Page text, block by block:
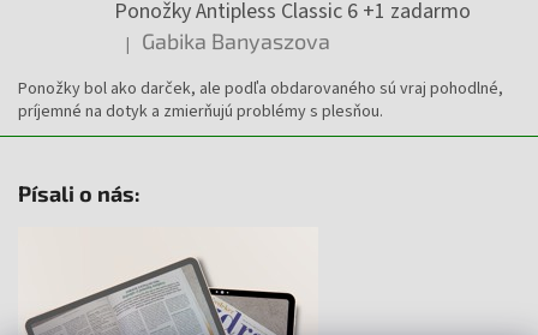
Ponožky Antipless Classic 6 +1 zadarmo
Hodnotenie produktu je 5 z 5 hviezdičiek.
| Gabika Banyaszova
Ponožky bol ako darček, ale podľa obdarovaného sú vraj pohodlné,
príjemné na dotyk a zmierňujú problémy s plesňou.
Písali o nás: